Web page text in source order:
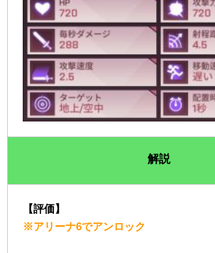
解説
【評価】
※アリーナ6でアンロック